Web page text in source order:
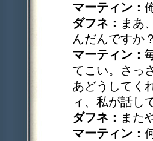
マーティン：
ダフネ： まあ
んだんですか
マーティン：
てこい。さっ
あどうしてく
ィ、私が話し
ダフネ： また
マーティン：